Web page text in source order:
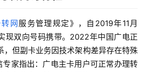
网 服务管理规定》，自2019年11月
现双向号码携带。2022年中国广电正
，但副卡业务因技术架构差异存在特殊
专家指出：广电主卡用户可正常办理转